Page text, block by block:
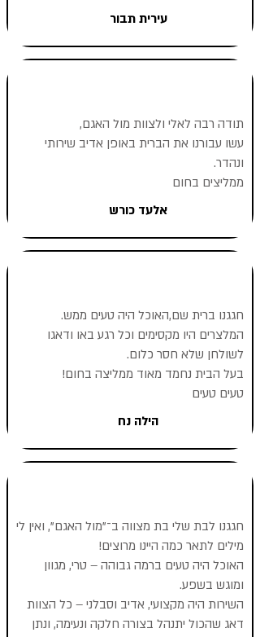
עירית תבור
תודה רבה לאלי ולצוות מול האגם,
עשו עבורנו את הברית באופן אדיב שירותי
ונהדר.
ממליצים בחום
אלעד כורש
חגגנו ברית שם,האוכל היה טעים ממש.
המלצרים היו מקסימים וכל רגע באו ודאגו
לשולחן שלא חסר כלום.
בעל הבית נחמד מאוד ממליצה בחום!
טעים טעים
הילה נח
חגגנו לבת שלי בת מצווה ב־"מול האגם", ואין לי
מילים לתאר כמה היינו מרוצים!
האוכל היה טעים ברמה גבוהה – טרי, מגוון
ומוגש בשפע.
השירות היה מקצועי, אדיב וסבלני – כל הצוות
דאג שהכול יתנהל בצורה חלקה ונעימה, ונתן